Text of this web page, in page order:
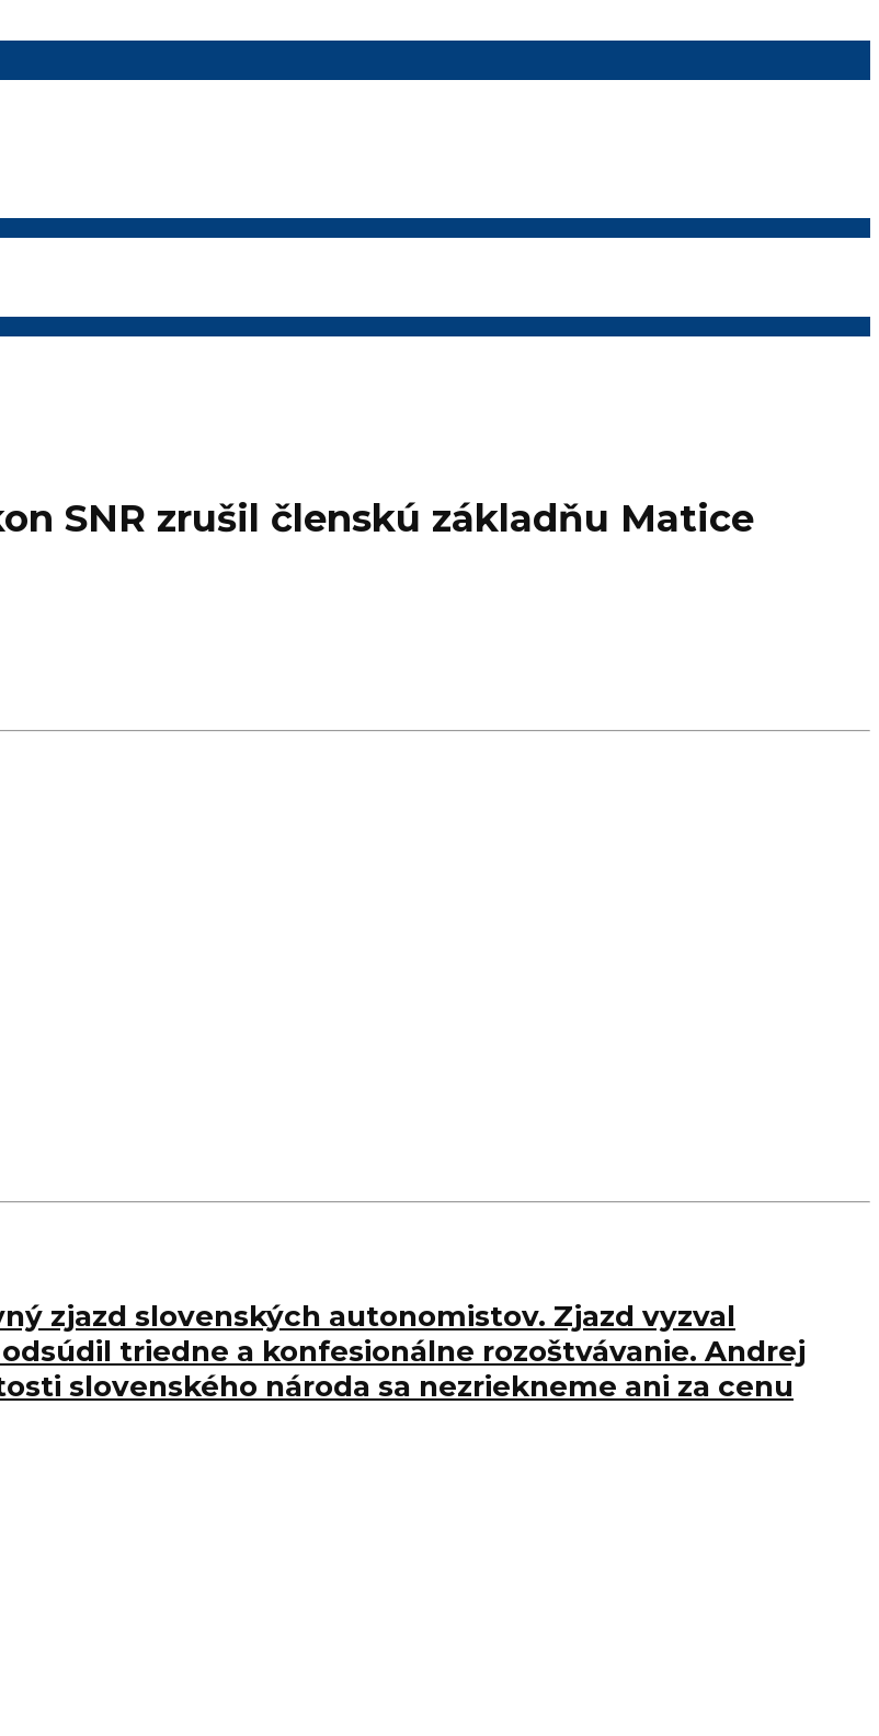
SNR zrušil členskú základňu Matice
zjazd slovenských autonomistov. Zjazd vyzval
triedne a konfesionálne rozoštvávanie. Andrej
slovenského národa sa nezriekneme ani za cenu